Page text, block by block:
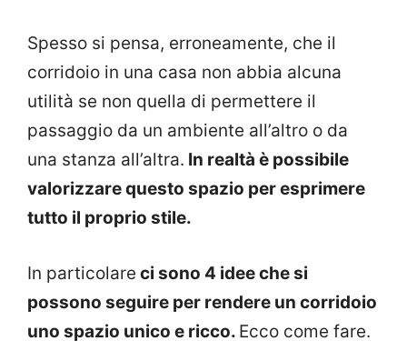
Spesso si pensa, erroneamente, che il
corridoio in una casa non abbia alcuna
utilità se non quella di permettere il
passaggio da un ambiente all’altro o da
una stanza all’altra. In realtà è possibile
valorizzare questo spazio per esprimere
tutto il proprio stile.
In particolare ci sono 4 idee che si
possono seguire per rendere un corridoio
uno spazio unico e ricco. Ecco come fare.